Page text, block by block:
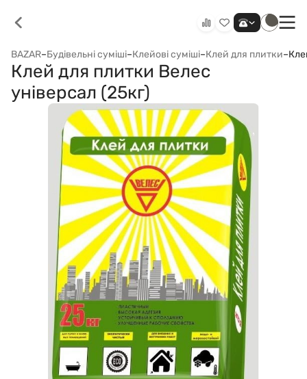
BAZAR–Будівельні суміші–Клейові суміші–Клей для плитки–
Клей для плитки Велес
універсал (25кг)